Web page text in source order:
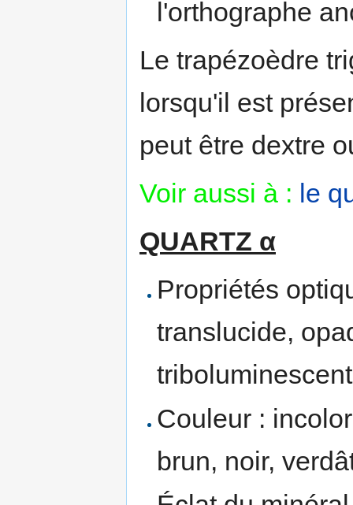
l'orthographe
Le trapézoèdre
lorsqu'il est
peut être dextre
Voir aussi à : le
QUARTZ α
Propriétés
translucide,
Couleur :
brun, noir,